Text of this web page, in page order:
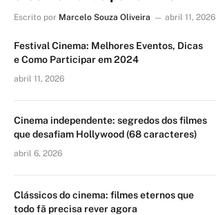
Escrito por Marcelo Souza Oliveira abril 11, 2026
Festival Cinema: Melhores Eventos, Dicas
e Como Participar em 2024
abril 11, 2026
Cinema independente: segredos dos filmes
que desafiam Hollywood (68 caracteres)
abril 6, 2026
Clássicos do cinema: filmes eternos que
todo fã precisa rever agora